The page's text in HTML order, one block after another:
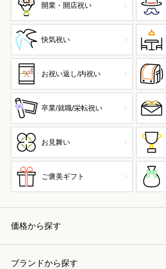
開業・開店祝い
快気祝い
お祝い返し/内祝い
卒業/就職/栄転祝い
お見舞い
ご褒美ギフト
価格から探す
ブランドから探す